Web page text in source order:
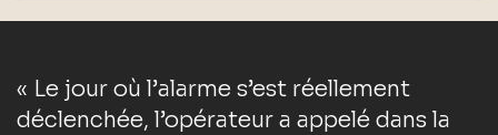
« Le jour où l’alarme s’est réellement
déclenchée, l’opérateur a appelé dans la